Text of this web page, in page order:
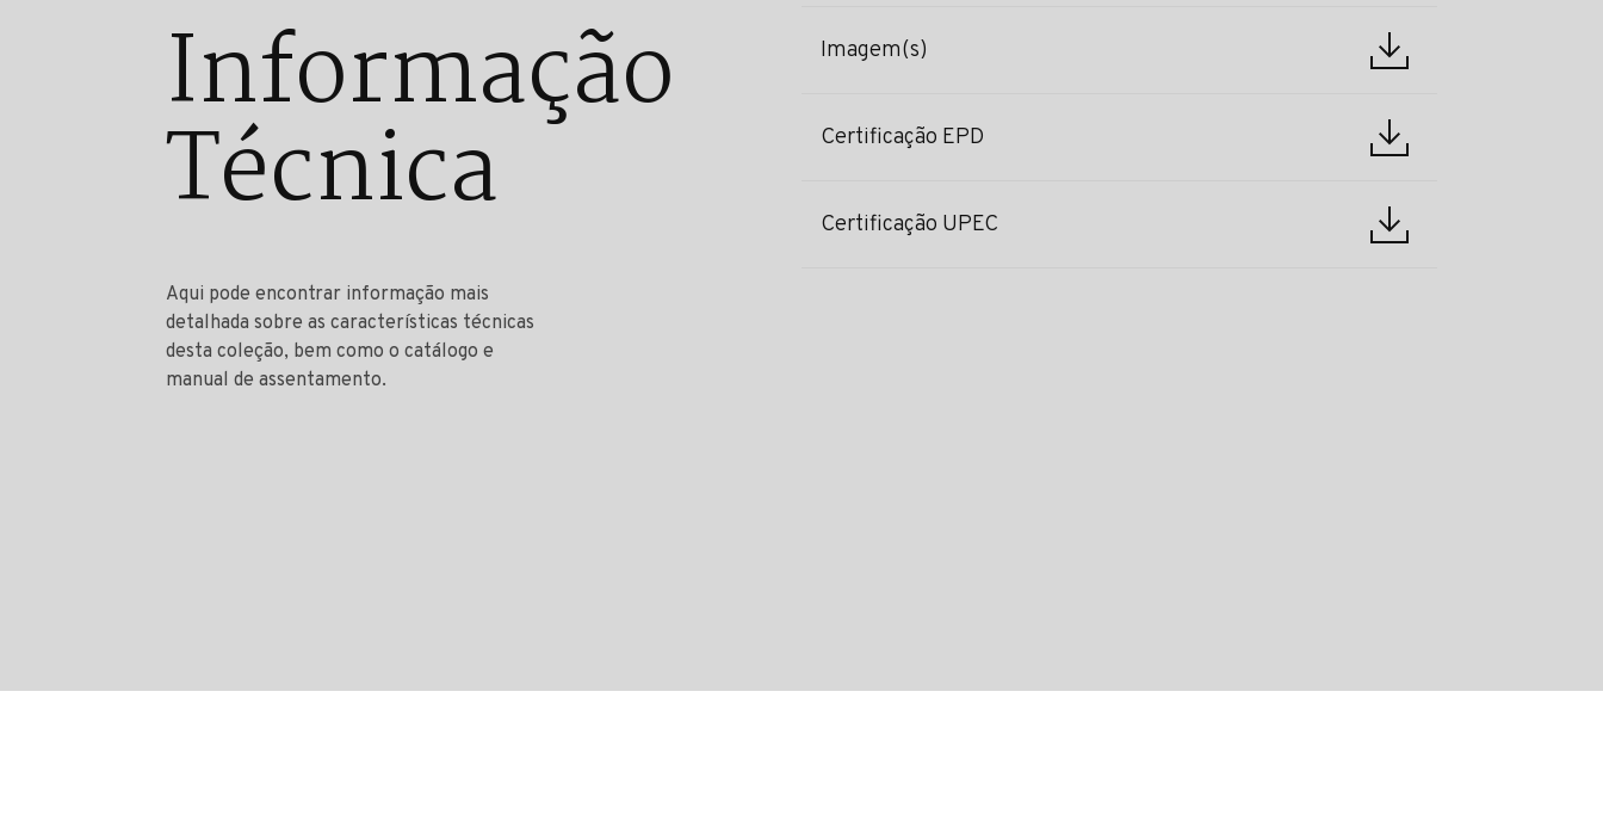
Informação
Técnica
Aqui pode encontrar informação mais
detalhada sobre as características técnicas
desta coleção, bem como o catálogo e
manual de assentamento.
Imagem(s)
Certificação EPD
Certificação UPEC